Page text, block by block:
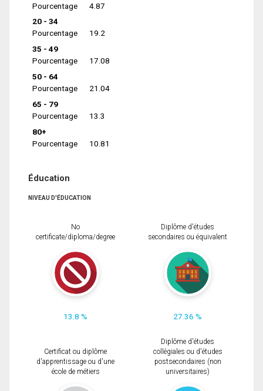
Pourcentage
4.87
20 - 34
Pourcentage
19.2
35 - 49
Pourcentage
17.08
50 - 64
Pourcentage
21.04
65 - 79
Pourcentage
13.3
80+
Pourcentage
10.81
Éducation
NIVEAU D'ÉDUCATION
No
certificate/diploma/degree
13.8 %
Diplôme d'études
secondaires ou équivalent
27.36 %
Certificat ou diplôme
d'apprentissage ou d'une
école de métiers
Diplôme d'études
collégiales ou d'études
postsecondaires (non
universitaires)